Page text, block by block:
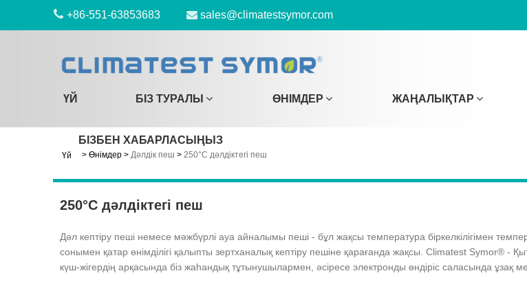
+86-551-63853683 sales@climatestsymor.com
ҮЙ БІЗ ТУРАЛЫ ӨНІМДЕР ЖАҢАЛЫҚТАР
БІЗБЕН ХАБАРЛАСЫҢЫЗ
Үй > Өнімдер > Дәлдік пеш > 250°C дәлдіктегі пеш
250°C дәлдіктегі пеш
Дәл кептіру пеші немесе мәжбүрлі ауа айналымы пеші - бұл жақсы температура біркелкілігімен
сонымен қатар өнімділігі қалыпты зертханалық кептіру пешіне қарағанда жақсы. Climatest Symor® -
күш-жігердің арқасында біз жаһандық тұтынушылармен, әсіресе электронды өндіріс саласында ұзақ